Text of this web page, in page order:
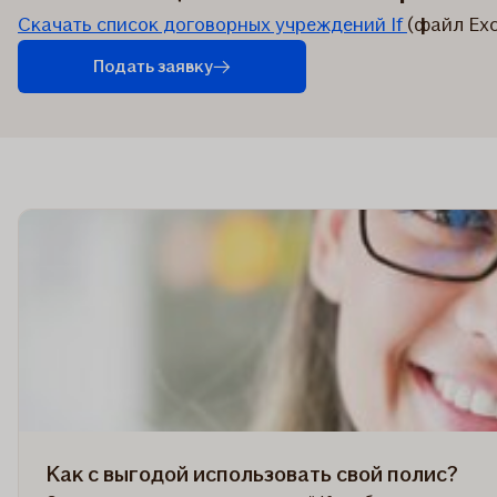
Скачать список договорных учреждений If(файл
Подать заявку
Как с выгодой использовать свой полис?